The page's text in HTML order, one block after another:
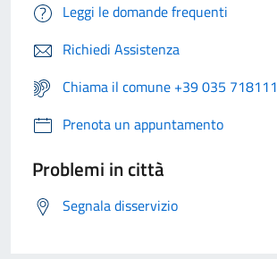
Leggi le domande frequenti
Richiedi Assistenza
Chiama il comune +39 035 718111
Prenota un appuntamento
Problemi in città
Segnala disservizio